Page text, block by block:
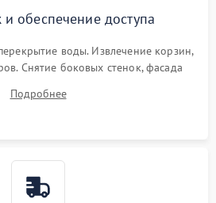
обеспечение доступа
воды. Извлечение корзин,
Снятие боковых стенок, фасада
насосу, ТЭНу и сливной помпе.
Подробнее